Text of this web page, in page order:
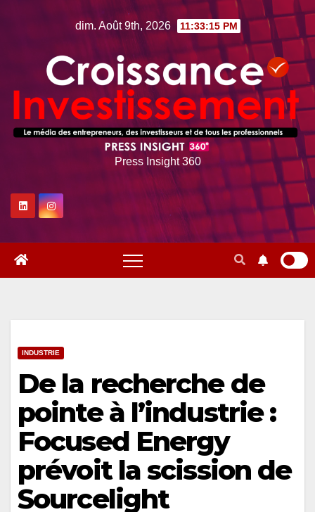
dim. Août 9th, 2026 11:33:16 PM
Press Insight 360
INDUSTRIE
De la recherche de
pointe à l’industrie :
Focused Energy
prévoit la scission de
Sourcelight